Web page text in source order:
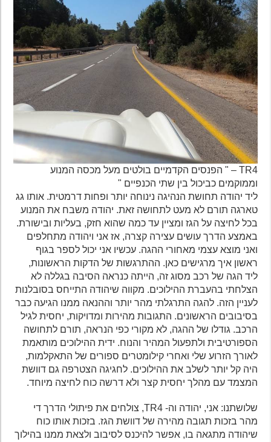
TR4 – " הפנסים הקדמיים בולטים מעל מכסה המנוע
וממוקמים כביכול בין שתי הכנפיים "
ליד יהודה תחושת הנהיגה נינוחה יותר ופחות דרמטית. אותו גג
טארגה תורם לא מעט לתחושה זאת. יהודה משבח את המנוע
בכל לחיצה על הגז ומציין עד כמה שהוא חזק, בעליות ובישורת.
באמצע הדרך עושים עצירה קצרה, אז אני ויהודה מתחלפים
ואני מוצא עצמי מאחורי ההגה. עכשיו אני יכול לספר בגוף
ראשון איך מרגישים כאן. ההתרגשות של הדקות הראשונות,
ליד הגה של רכב מסוג זה, הייתה כנראה הסיבה בגללה לא
הצלחתי בהעברת ההילוכים. מקווה שיהודה התייחס בסובלנות
לעניין הזה. להגה התרגלתי מהר יותר וההנאה ממנו הגיעה כבר
בסיבובים הראשונים. התגובות מהירות ומדויקות, יחסית לגיל
הרכב. גודלו של ההגה, לא מקורי כפי הנראה, תורם לתחושה
הספורטיבית ולתפעול המהיר והנוח. ידית ההילוכים מותאמת
לאורך הזרוע שלי ואחרי קילומטרים ספורים של התאקלמות,
היה קל יותר לשלב את ההילוכים. לחגיגה הצטרפה גם דוושת
המצמד עם מהלך יחסית קצר ולא דרשה כוח לחיצה מיוחד.
שלושתנו: אני, יהודה וה- TR4, צולחים את פיתולי הדרך די
מהר בזכות תגובה מהירה של דוושת הגז. בזכות אותו כוח
שיהודה מתגאה בו, אפשר להיכנס לסיבוב ולצאת ממנו בהילוך